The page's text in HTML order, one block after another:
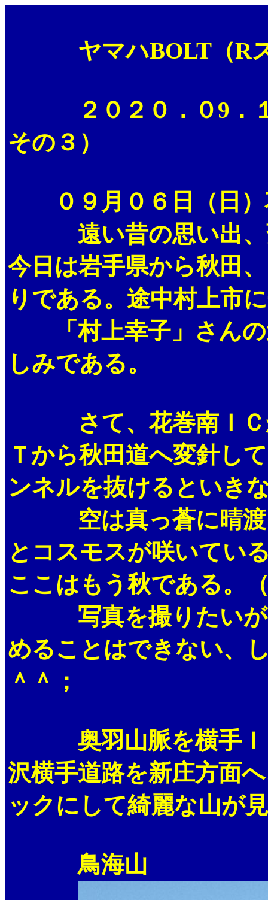
ヤマハBOLT（Rス
２０２０．０9．１
その３）
０９月０６日（日）
遠い昔の思い出、薄
今日は岩手県から秋田
りである。途中村上市
「村上幸子」さんの
しみである。
さて、花巻南ＩＣか
Ｔから秋田道へ変針し
ンネルを抜けるといき
空は真っ蒼に晴渡
とコスモスが咲いてい
ここはもう秋である。
写真を撮りたいが
めることはできない、
＾＾；
奥羽山脈を横手ＩＣ
沢横手道路を新庄方面
ックにして綺麗な山が
鳥海山